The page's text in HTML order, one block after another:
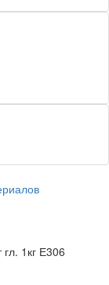
1кг Е306